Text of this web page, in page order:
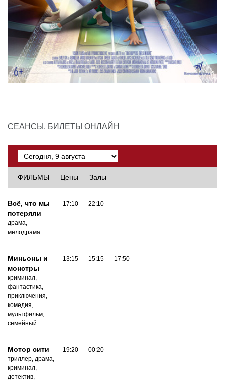
СЕАНСЫ. БИЛЕТЫ ОНЛАЙН
ФИЛЬМЫ Цены Залы
Всё, что мы
потеряли
драма,
мелодрама
17:10 22:10
Миньоны и
монстры
криминал,
фантастика,
приключения,
комедия,
мультфильм,
семейный
13:15 15:15 17:50
Мотор сити
триллер, драма,
криминал,
детектив,
19:20 00:20